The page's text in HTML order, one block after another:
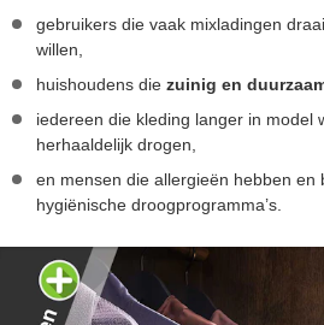
gebruikers die vaak mixladingen
willen,
huishoudens die zuinig en
iedereen die kleding langer in model
herhaaldelijk drogen,
en mensen die allergieën hebben en
hygiënische droogprogramma’s.